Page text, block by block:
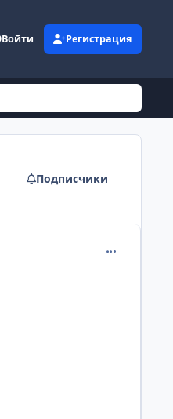
Войти Регистрация
Подписчики